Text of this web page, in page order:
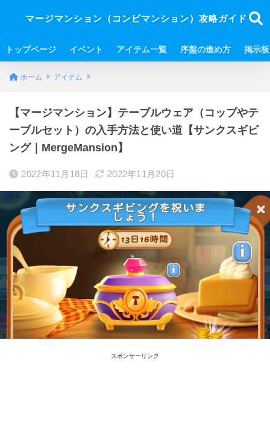
マージマンション（コンビマンション）攻略ガイド
トップページ イベント アイテム一覧 序盤の進め方 掲示板
ホーム アイテム
【マージマンション】テーブルウェア（コップやテ
ーブルセット）の入手方法と使い道【サンクスギビ
ング｜MergeMansion】
2022年11月18日 2022年11月20日
スポンサーリンク